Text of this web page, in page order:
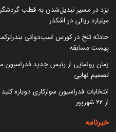
میلیارد ریالی در اشکذر
حادثه تلخ در کورس اسب‌دوانی
پیست مسابقه
تصمیم نهایی
انتخابات فدراسیون سوارکاری دوباره
از ۲۲ شهریور
خبرنامه